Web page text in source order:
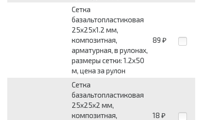
Сетка
базальтопластиковая
25x25x1.2 мм,
композитная,
арматурная, в рулонах,
размеры сетки: 1.2x50
м, цена за рулон
89 ₽
Сетка
базальтопластиковая
25x25x2 мм,
композитная,
18 ₽